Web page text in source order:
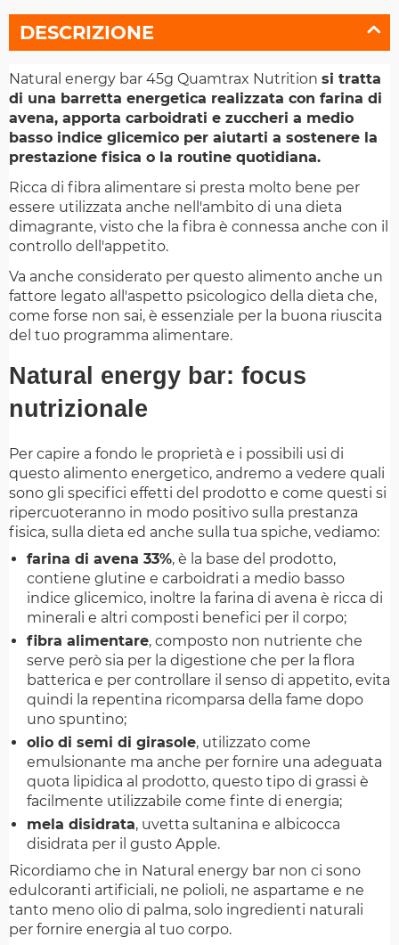
DESCRIZIONE
Natural energy bar 45g Quamtrax Nutrition si tratta
di una barretta energetica realizzata con farina di
avena, apporta carboidrati e zuccheri a medio
basso indice glicemico per aiutarti a sostenere la
prestazione fisica o la routine quotidiana.
Ricca di fibra alimentare si presta molto bene per
essere utilizzata anche nell'ambito di una dieta
dimagrante, visto che la fibra è connessa anche con il
controllo dell'appetito.
Va anche considerato per questo alimento anche un
fattore legato all'aspetto psicologico della dieta che,
come forse non sai, è essenziale per la buona riuscita
del tuo programma alimentare.
Natural energy bar: focus
nutrizionale
Per capire a fondo le proprietà e i possibili usi di
questo alimento energetico, andremo a vedere quali
sono gli specifici effetti del prodotto e come questi si
ripercuoteranno in modo positivo sulla prestanza
fisica, sulla dieta ed anche sulla tua spiche, vediamo:
farina di avena 33%, è la base del prodotto,
contiene glutine e carboidrati a medio basso
indice glicemico, inoltre la farina di avena è ricca di
minerali e altri composti benefici per il corpo;
fibra alimentare, composto non nutriente che
serve però sia per la digestione che per la flora
batterica e per controllare il senso di appetito, evita
quindi la repentina ricomparsa della fame dopo
uno spuntino;
olio di semi di girasole, utilizzato come
emulsionante ma anche per fornire una adeguata
quota lipidica al prodotto, questo tipo di grassi è
facilmente utilizzabile come finte di energia;
mela disidrata, uvetta sultanina e albicocca
disidrata per il gusto Apple.
Ricordiamo che in Natural energy bar non ci sono
edulcoranti artificiali, ne polioli, ne aspartame e ne
tanto meno olio di palma, solo ingredienti naturali
per fornire energia al tuo corpo.